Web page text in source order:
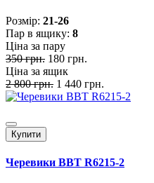
Розмiр: 21-26
Пар в ящику: 8
Ціна за пару
350 грн. 180 грн.
Ціна за ящик
2 800 грн. 1 440 грн.
Купити
Черевики BBT R6215-2